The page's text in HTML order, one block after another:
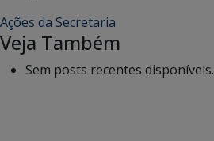
Ações da Secretaria
Veja Também
Sem posts recentes disponíveis.